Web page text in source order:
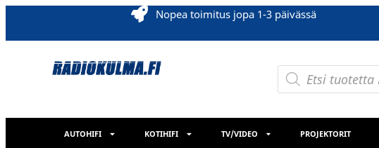
Nopea toimitus jopa 1-3 päivässä
AUTOHIFI KOTIHIFI TV/VIDEO PROJEKTORIT